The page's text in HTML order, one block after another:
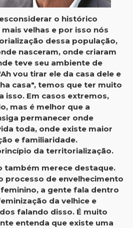
o histórico
velhas e por isso nós
dessa população,
nasceram, onde criaram
teve seu ambiente de
vou tirar ele da casa dele e
casa", temos que ter muito
isso. Em casos extremos,
mas é melhor que a
permanecer onde
toda, onde existe maior
e familiaridade.
da territorialização.
também merece destaque.
processo de envelhecimento
a gente fala dentro
da velhice e
falando disso. É muito
entenda que existe uma